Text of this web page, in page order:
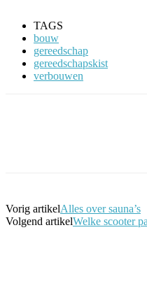
TAGS
bouw
gereedschap
gereedschapskist
verbouwen
Vorig artikelAlles over sauna’s
Volgend artikelWelke scooter